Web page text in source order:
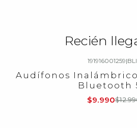
Recién
-23%OFF
191916001259|
Audífonos
Bluetooth
$9.990